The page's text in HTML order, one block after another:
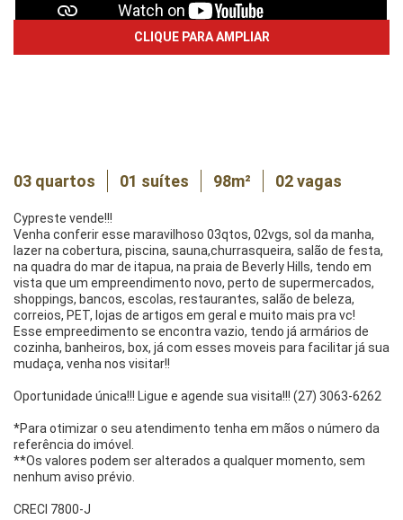
CLIQUE PARA AMPLIAR
03 quartos 01 suítes 98m² 02 vagas
Cypreste vende!!!
Venha conferir esse maravilhoso 03qtos, 02vgs, sol da manha,
lazer na cobertura, piscina, sauna,churrasqueira, salão de festa,
na quadra do mar de itapua, na praia de Beverly Hills, tendo em
vista que um empreendimento novo, perto de supermercados,
shoppings, bancos, escolas, restaurantes, salão de beleza,
correios, PET, lojas de artigos em geral e muito mais pra vc!
Esse empreedimento se encontra vazio, tendo já armários de
cozinha, banheiros, box, já com esses moveis para facilitar já sua
mudaça, venha nos visitar!!
Oportunidade única!!! Ligue e agende sua visita!!! (27) 3063-6262
*Para otimizar o seu atendimento tenha em mãos o número da
referência do imóvel.
**Os valores podem ser alterados a qualquer momento, sem
nenhum aviso prévio.
CRECI 7800-J